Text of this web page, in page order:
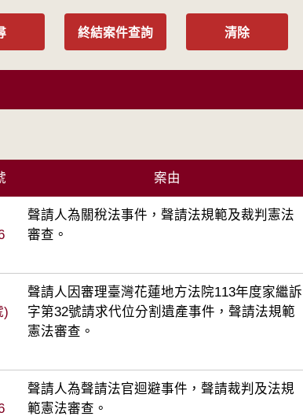
終結案件查詢 清除
案由
聲請人為關稅法事件，聲請法規範及裁判憲法
審查。
)
聲請人因審理臺灣花蓮地方法院113年度家繼訴
字第32號請求代位分割遺產事件，聲請法規範
憲法審查。
聲請人為聲請法官迴避事件，聲請裁判及法規
範憲法審查。